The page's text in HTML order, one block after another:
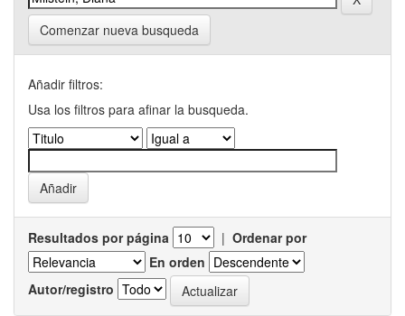
Comenzar nueva busqueda
Añadir filtros:
Usa los filtros para afinar la busqueda.
Resultados por página | Ordenar por
En orden
Autor/registro